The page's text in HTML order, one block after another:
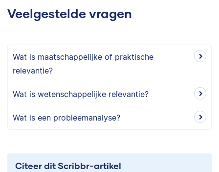
Veelgestelde vragen
Wat is maatschappelijke of praktische
relevantie?
Wat is wetenschappelijke relevantie?
Wat is een probleemanalyse?
Citeer dit Scribbr-artikel